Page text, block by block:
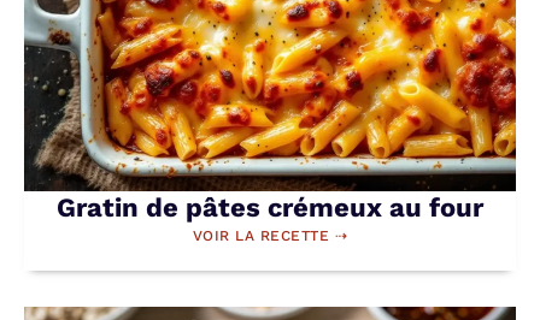
Gratin de pâtes crémeux au four
VOIR LA RECETTE ⇢